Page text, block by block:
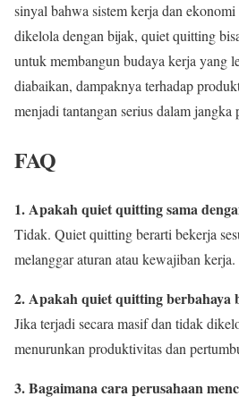
sinyal bahwa sistem kerja dan
dikelola dengan bijak, quiet quitting
untuk membangun budaya kerja yang
diabaikan, dampaknya terhadap
menjadi tantangan serius dalam jangka
FAQ
1. Apakah quiet quitting sama
Tidak. Quiet quitting berarti bekerja
melanggar aturan atau kewajiban kerja.
2. Apakah quiet quitting berbahaya
Jika terjadi secara masif dan tidak
menurunkan produktivitas dan
3. Bagaimana cara perusahaan